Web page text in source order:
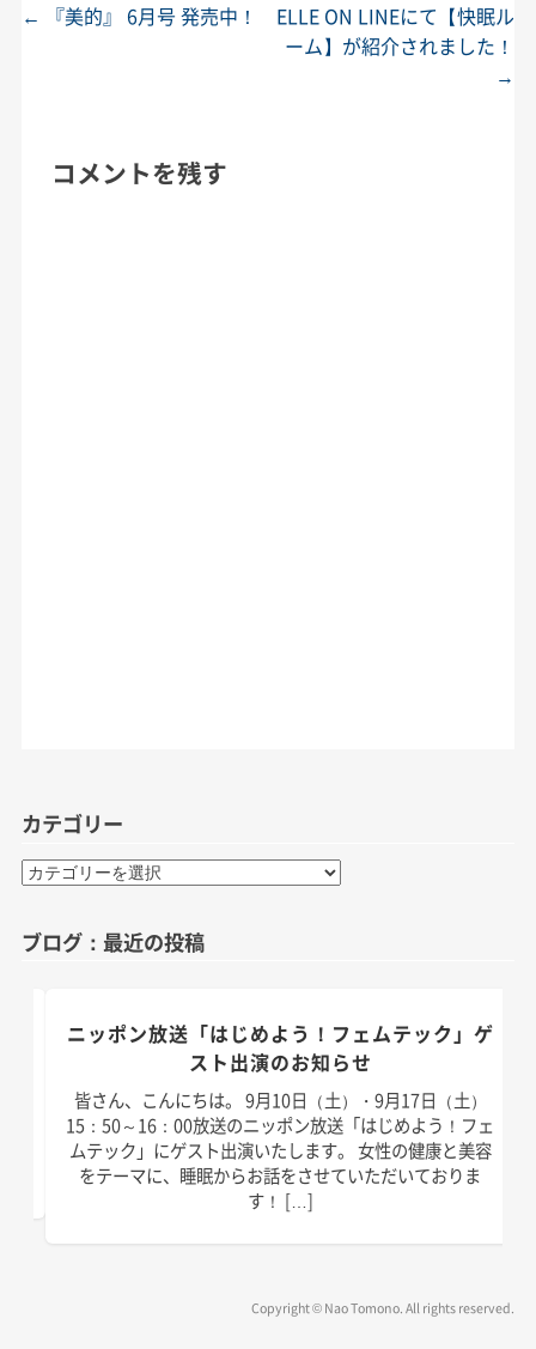
投稿ナビゲーション
← 『美的』 6月号 発売中！
ELLE ON LINEにて【快眠ル
ーム】が紹介されました！
→
コメントを残す
カテゴリー
カ
テ
リ
ブログ：最近の投稿
ニッポン放送「はじめよう！フェムテック」ゲ
スト出演のお知らせ
皆さん、こんにちは。 9月10日（土）・9月17日（土）
15：50～16：00放送のニッポン放送「はじめよう！フェ
ムテック」にゲスト出演いたします。 女性の健康と美容
をテーマに、睡眠からお話をさせていただいておりま
す！ […]
Copyright © Nao Tomono. All rights reserved.